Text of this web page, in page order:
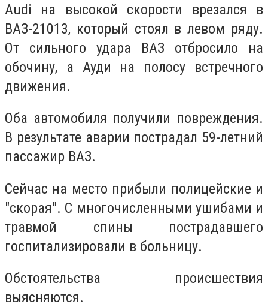
Audi на высокой скорости врезался в
ВАЗ-21013, который стоял в левом ряду.
От сильного удара ВАЗ отбросило на
обочину, а Ауди на полосу встречного
движения.
Оба автомобиля получили повреждения.
В результате аварии пострадал 59-летний
пассажир ВАЗ.
Сейчас на место прибыли полицейские и
"скорая". С многочисленными ушибами и
травмой спины пострадавшего
госпитализировали в больницу.
Обстоятельства происшествия
выясняются.